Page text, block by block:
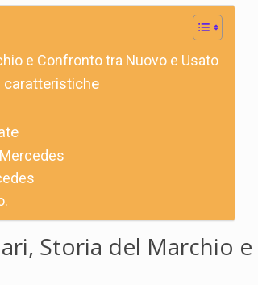
e Confronto tra Nuovo e Usato
caratteristiche
Storia del Marchio